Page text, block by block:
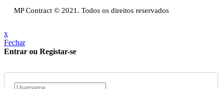
MP Contract © 2021. Todos os direitos reservados
x
Fechar
Entrar ou Registar-se